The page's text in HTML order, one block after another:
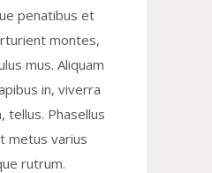
penatibus et
montes,
mus. Aliquam
in, viverra
tellus. Phasellus
metus varius
rutrum.